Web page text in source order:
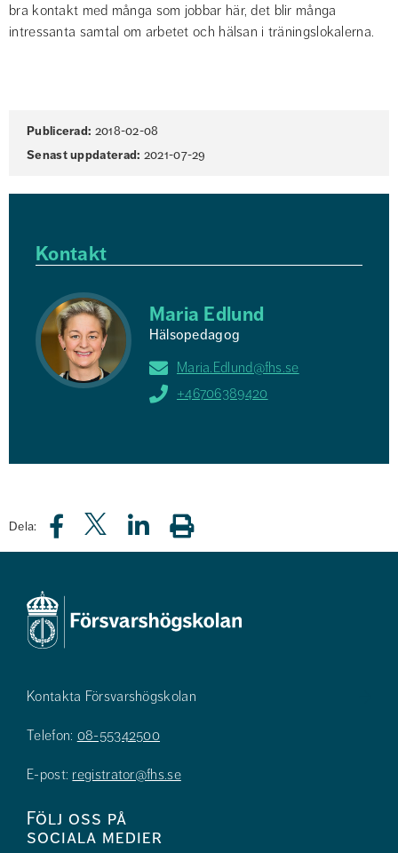
bra kontakt med många som jobbar här, det blir många
intressanta samtal om arbetet och hälsan i träningslokalerna.
Sidinformation
Publicerad: 2018-02-08
Senast uppdaterad: 2021-07-29
Kontakt
Maria Edlund
Hälsopedagog
Maria.Edlund@fhs.se
+46706389420
Dela:
Kontakta Försvarshögskolan
Telefon: 08-55342500
E-post: registrator@fhs.se
Följ oss på
sociala medier